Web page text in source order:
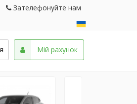
Зателефонуйте нам
Мій рахунок